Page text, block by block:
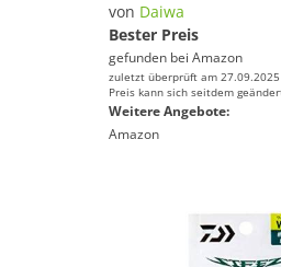
von Daiwa
Bester Preis
gefunden bei Amazon
zuletzt überprüft am
Preis kann sich seitdem
Weitere Angebote:
Amazon